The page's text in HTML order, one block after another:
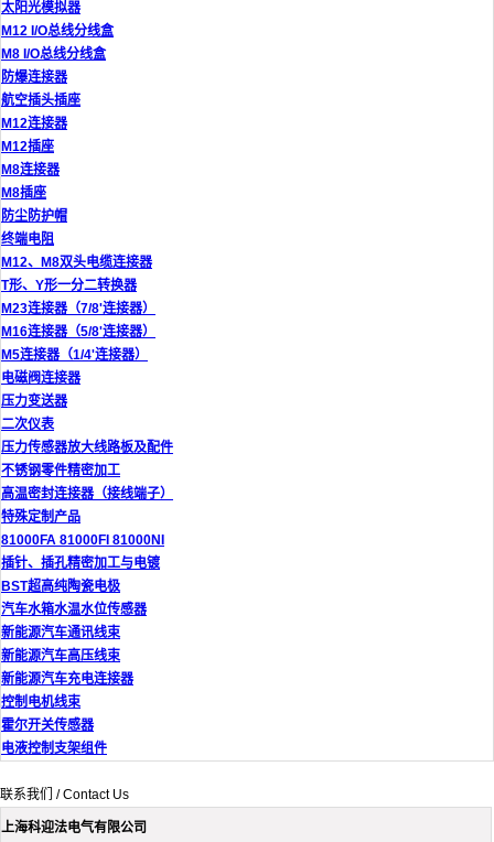
太阳光模拟器
M12 I/O总线分线盒
M8 I/O总线分线盒
防爆连接器
航空插头插座
M12连接器
M12插座
M8连接器
M8插座
防尘防护帽
终端电阻
M12、M8双头电缆连接器
T形、Y形一分二转换器
M23连接器（7/8'连接器）
M16连接器（5/8'连接器）
M5连接器（1/4'连接器）
电磁阀连接器
压力变送器
二次仪表
压力传感器放大线路板及配件
不锈钢零件精密加工
高温密封连接器（接线端子）
特殊定制产品
81000FA 81000FI 81000NI
插针、插孔精密加工与电镀
BST超高纯陶瓷电极
汽车水箱水温水位传感器
新能源汽车通讯线束
新能源汽车高压线束
新能源汽车充电连接器
控制电机线束
霍尔开关传感器
电液控制支架组件
联系我们 / Contact Us
上海科迎法电气有限公司